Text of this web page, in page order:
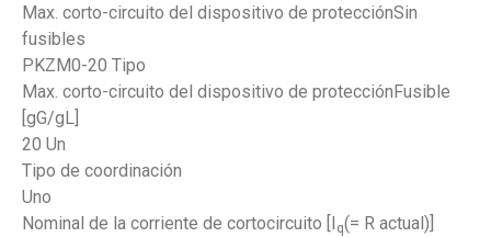
Max. corto-circuito del dispositivo de protecciónSin
fusibles
PKZM0-20 Tipo
Max. corto-circuito del dispositivo de protecciónFusible
[gG/gL]
20 Un
Tipo de coordinación
Uno
Nominal de la corriente de cortocircuito [I q(= R actual)]